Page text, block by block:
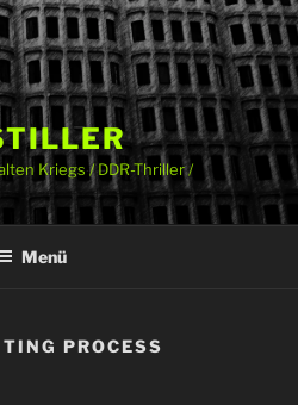
Kriegs / DDR-Thriller /
Menü
PROCESS